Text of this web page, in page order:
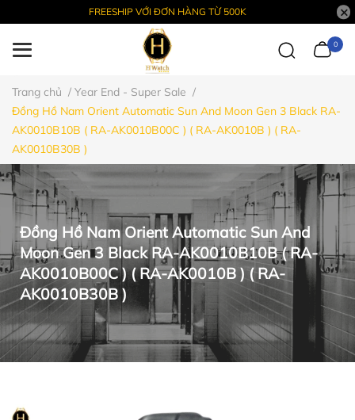
FREESHIP VỚI ĐƠN HÀNG TỪ 500K
0
Trang chủ / Year End - Super Sale /
Đồng Hồ Nam Orient Automatic Sun And Moon Gen 3 Black RA-
AK0010B10B ( RA-AK0010B00C ) ( RA-AK0010B ) ( RA-
AK0010B30B )
Đồng Hồ Nam Orient Automatic Sun And
Moon Gen 3 Black RA-AK0010B10B ( RA-
AK0010B00C ) ( RA-AK0010B ) ( RA-
AK0010B30B )